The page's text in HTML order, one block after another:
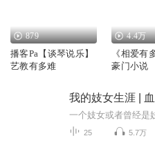
879
播客Pa【谈琴说乐】
艺教有多难
4.4万
《相爱有
豪门小说
我的妓女生涯 |
25 5.7万